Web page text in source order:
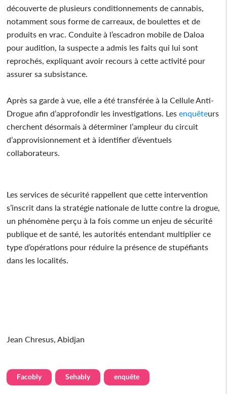
découverte de plusieurs conditionnements de cannabis,
notamment sous forme de carreaux, de boulettes et de
produits en vrac. Conduite à l’escadron mobile de Daloa
pour audition, la suspecte a admis les faits qui lui sont
reprochés, expliquant avoir recours à cette activité pour
assurer sa subsistance.
Après sa garde à vue, elle a été transférée à la Cellule Anti-
Drogue afin d’approfondir les investigations. Lesenquêteurs
cherchent désormais à déterminer l’ampleur du circuit
d’approvisionnement et à identifier d’éventuels
collaborateurs.
Les services de sécurité rappellent que cette intervention
s’inscrit dans la stratégie nationale de lutte contre la drogue,
un phénomène perçu à la fois comme un enjeu de sécurité
publique et de santé, les autorités entendant multiplier ce
type d’opérations pour réduire la présence de stupéfiants
dans les localités.
Jean Chresus, Abidjan
Facobly Sehably enquête